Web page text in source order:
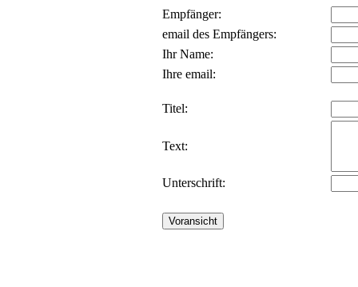
Empfänger:
email des Empfängers:
Ihr Name:
Ihre email:
Titel:
Text:
Unterschrift: